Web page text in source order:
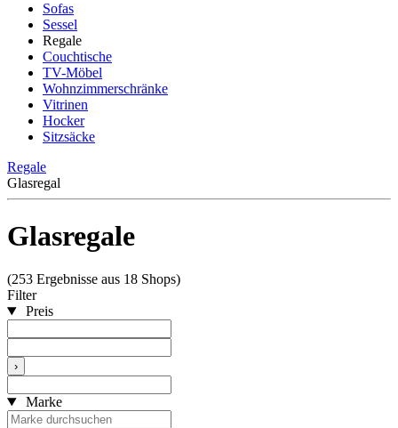
Sofas
Sessel
Regale
Couchtische
TV-Möbel
Wohnzimmerschränke
Vitrinen
Hocker
Sitzsäcke
Regale
Glasregal
Glasregale
(253 Ergebnisse aus 18 Shops)
Filter
Preis
›
Marke